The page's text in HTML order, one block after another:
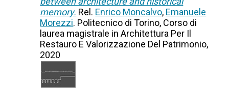
memory. Rel. Enrico Moncalvo, Emanuele
Morezzi. Politecnico di Torino, Corso di
laurea magistrale in Architettura Per Il
Restauro E Valorizzazione Del Patrimonio,
2020